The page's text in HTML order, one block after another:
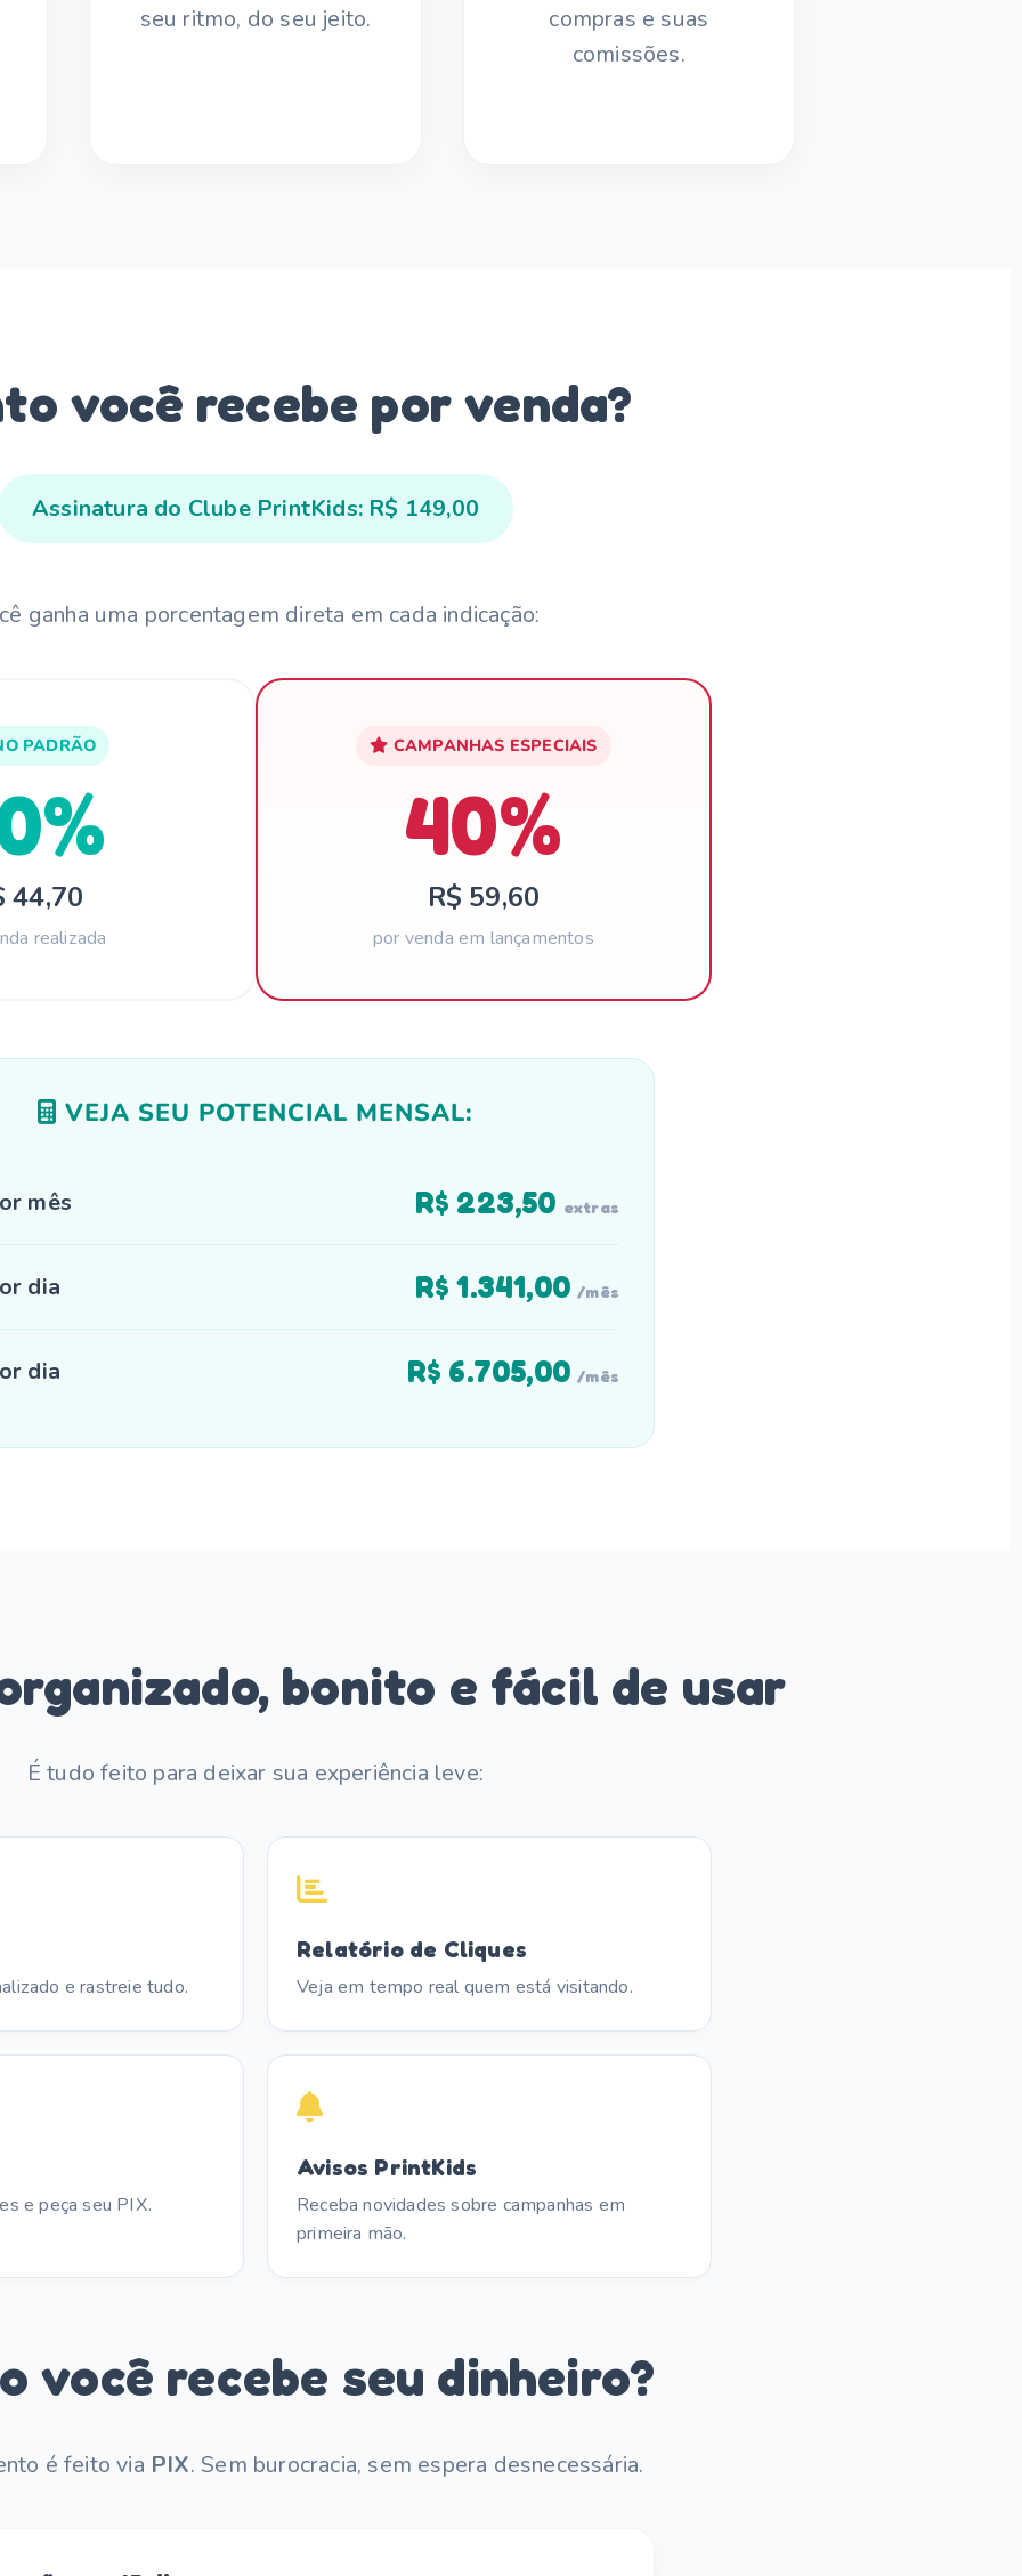
seu ritmo, do seu jeito.
compras e suas
comissões.
você recebe por venda?
Assinatura do Clube PrintKids: R$ 149,00
ganha uma porcentagem direta em cada indicação:
PADRÃO
44,70
realizada
CAMPANHAS ESPECIAIS
40%
R$ 59,60
por venda em lançamentos
VEJA SEU POTENCIAL MENSAL:
mês R$ 223,50 extras
dia R$ 1.341,00/mês
dia R$ 6.705,00/mês
bonito e fácil de usar
É tudo feito para deixar sua experiência leve:
e rastreie tudo.
Relatório de Cliques
Veja em tempo real quem está visitando.
e peça seu PIX.
Avisos PrintKids
Receba novidades sobre campanhas em
primeira mão.
você recebe seu dinheiro?
é feito via PIX. Sem burocracia, sem espera desnecessária.